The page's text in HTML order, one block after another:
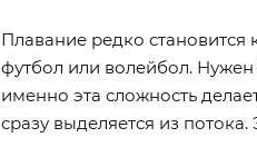
Плавание редко
футбол или волейбол.
именно эта сложность
сразу выделяется из